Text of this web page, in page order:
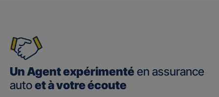
Un Agent expérimentéen assurance
autoet à votre écoute